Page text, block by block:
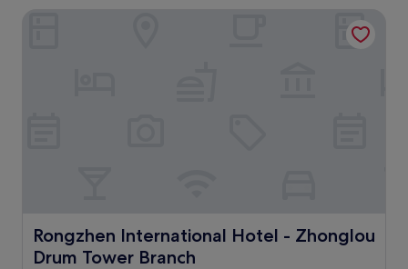
de
51 €
Rongzhen International Hotel - Zhonglou
Drum Tower Branch
Rongzhen International Hotel - Zhonglou Drum Tower
Rongzhen International Hotel - Zhonglou Drum Tower